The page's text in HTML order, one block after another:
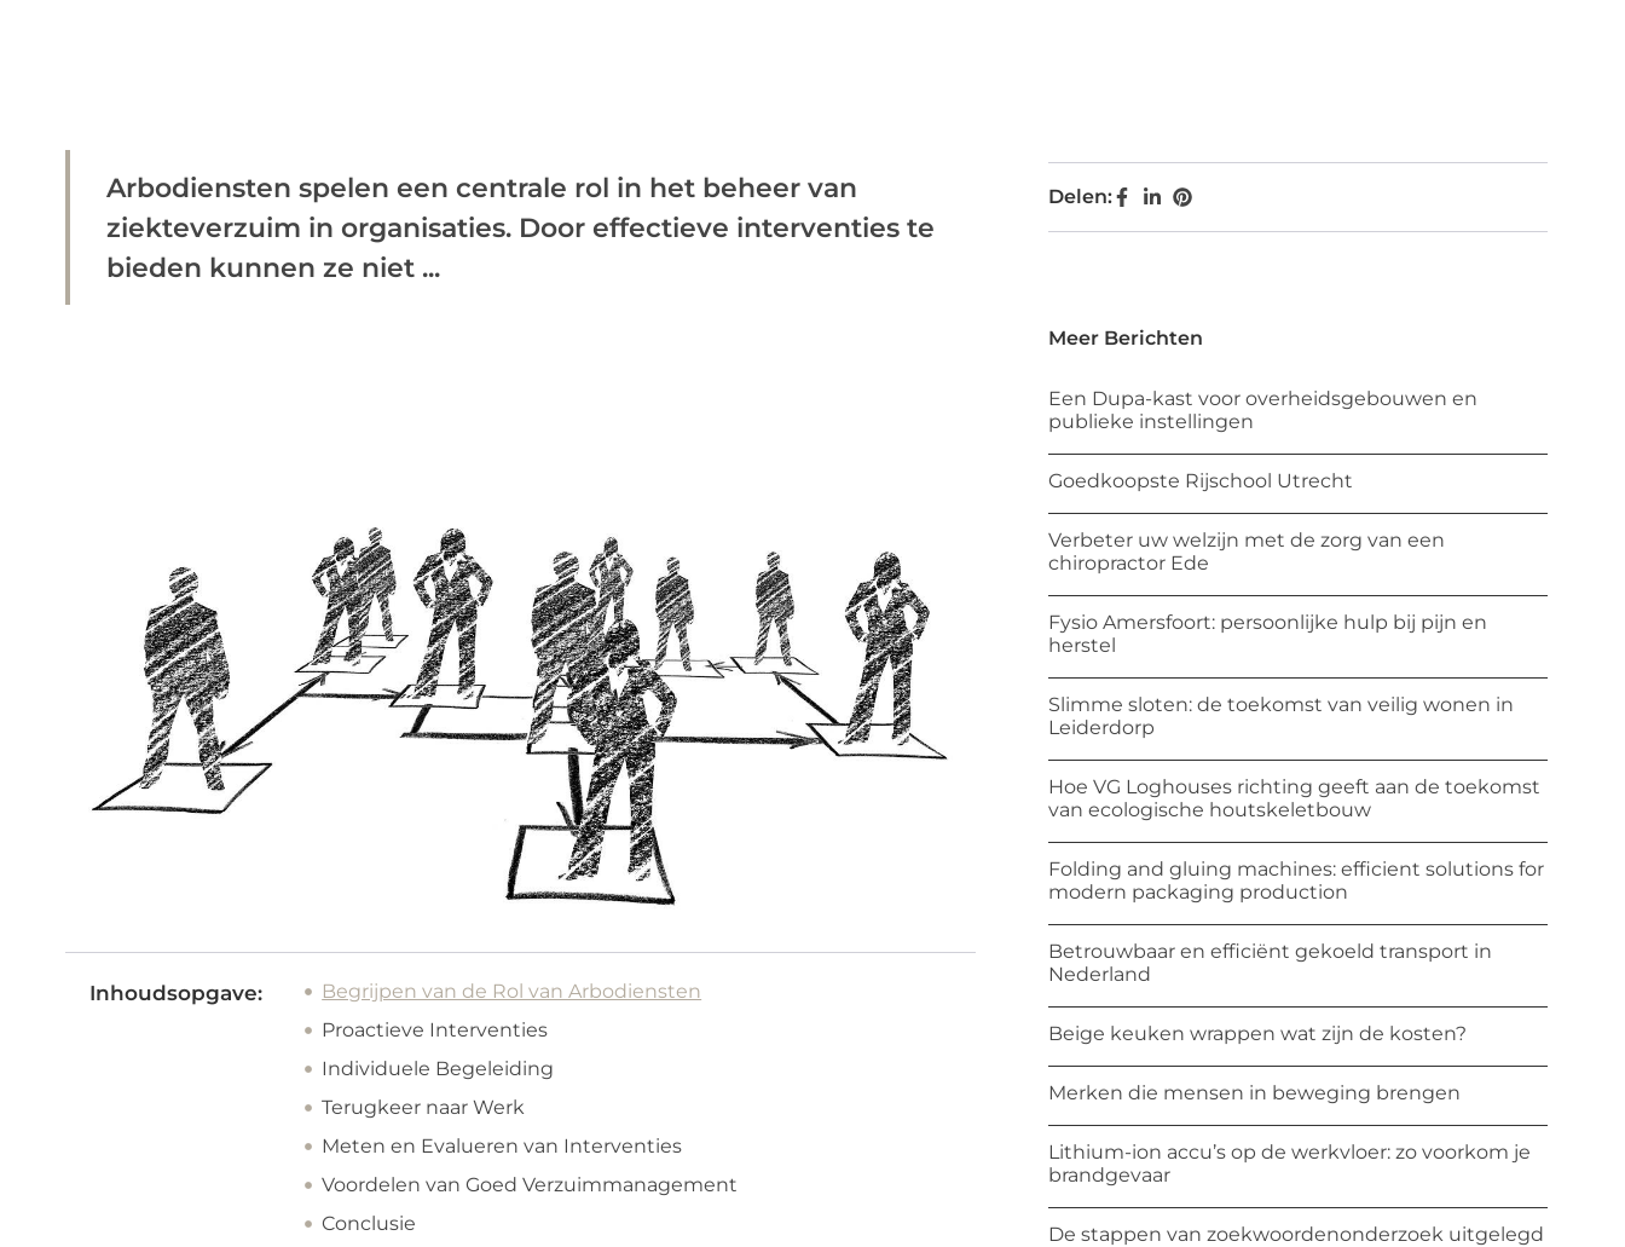
Arbodiensten spelen een centrale rol in het beheer van
ziekteverzuim in organisaties. Door effectieve interventies te
bieden kunnen ze niet ...
Inhoudsopgave:
Begrijpen van de Rol van Arbodiensten
Proactieve Interventies
Individuele Begeleiding
Terugkeer naar Werk
Meten en Evalueren van Interventies
Voordelen van Goed Verzuimmanagement
Conclusie
Delen:
Meer Berichten
Een Dupa-kast voor overheidsgebouwen en
publieke instellingen
Goedkoopste Rijschool Utrecht
Verbeter uw welzijn met de zorg van een
chiropractor Ede
Fysio Amersfoort: persoonlijke hulp bij pijn en
herstel
Slimme sloten: de toekomst van veilig wonen in
Leiderdorp
Hoe VG Loghouses richting geeft aan de toekomst
van ecologische houtskeletbouw
Folding and gluing machines: efficient solutions for
modern packaging production
Betrouwbaar en efficiënt gekoeld transport in
Nederland
Beige keuken wrappen wat zijn de kosten?
Merken die mensen in beweging brengen
Lithium-ion accu’s op de werkvloer: zo voorkom je
brandgevaar
De stappen van zoekwoordenonderzoek uitgelegd